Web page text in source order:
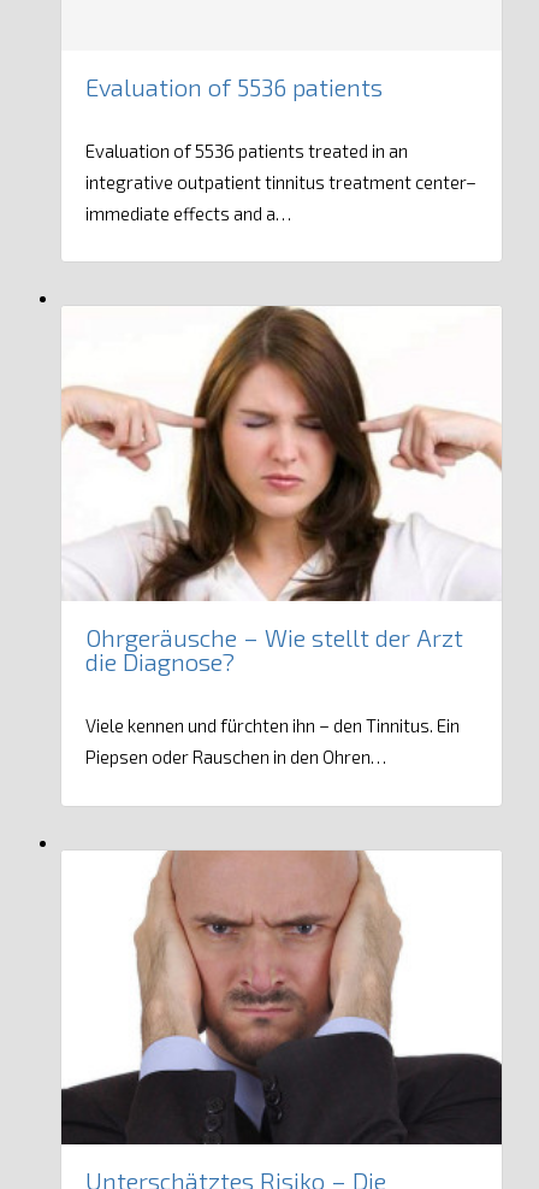
Evaluation of 5536 patients
Evaluation of 5536 patients treated in an
integrative outpatient tinnitus treatment center–
immediate effects and a…
Ohrgeräusche – Wie stellt der Arzt
die Diagnose?
Viele kennen und fürchten ihn – den Tinnitus. Ein
Piepsen oder Rauschen in den Ohren…
Unterschätztes Risiko – Die